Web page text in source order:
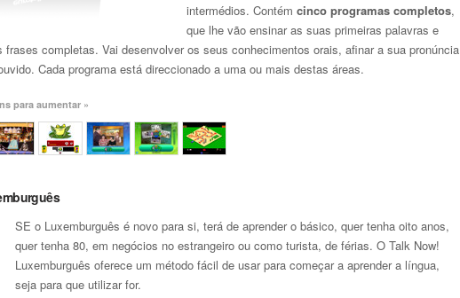
intermédios. Contém cinco programas completos,
que lhe vão ensinar as suas primeiras palavras e
frases completas. Vai desenvolver os seus conhecimentos orais, afinar a sua pronúncia
Cada programa está direccionado a uma ou mais destas áreas.
para aumentar »
SE o Luxemburguês é novo para si, terá de aprender o básico, quer tenha oito anos,
quer tenha 80, em negócios no estrangeiro ou como turista, de férias. O Talk Now!
Luxemburguês oferece um método fácil de usar para começar a aprender a língua,
seja para que utilizar for.